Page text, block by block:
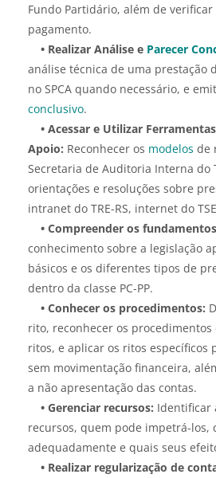
Fundo Partidário, além de
pagamento.
• Realizar Análise e Parecer
análise técnica de uma prestação
no SPCA quando necessário, e
conclusivo.
• Acessar e Utilizar
Apoio: Reconhecer os modelos de
Secretaria de Auditoria Interna do
orientações e resoluções sobre
intranet do TRE-RS, internet do
• Compreender os
conhecimento sobre a legislação
básicos e os diferentes tipos de
dentro da classe PC-PP.
• Conhecer os procedimentos:
rito, reconhecer os procedimentos
ritos, e aplicar os ritos específicos
sem movimentação financeira,
a não apresentação das contas.
• Gerenciar recursos: Identificar
recursos, quem pode impetrá-los,
adequadamente e quais seus
• Realizar regularização de